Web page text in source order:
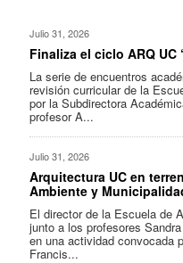
Julio 31, 2026
Finaliza el ciclo ARQ
La serie de encuentros
revisión curricular de la
por la Subdirectora
profesor A...
Julio 31, 2026
Arquitectura UC en
Ambiente y
El director de la Escuela de
junto a los profesores
en una actividad convocada
Francis...